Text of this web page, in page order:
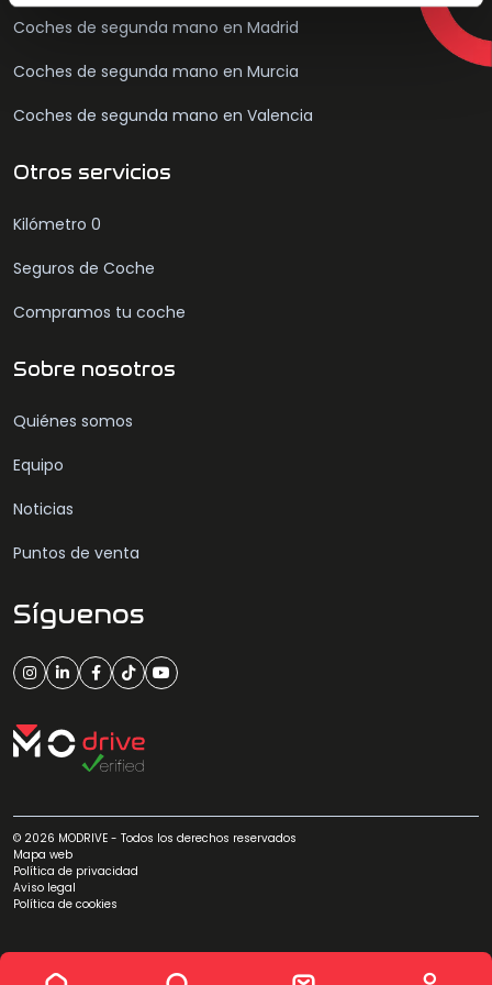
Ver 1 coche
Coches de segunda mano en Madrid
Coches de segunda mano en Murcia
Coches de segunda mano en Valencia
Otros servicios
Kilómetro 0
Seguros de Coche
Compramos tu coche
Sobre nosotros
Quiénes somos
Equipo
Noticias
Puntos de venta
Síguenos
© 2026 MODRIVE - Todos los derechos reservados
Mapa web
Política de privacidad
Aviso legal
Política de cookies